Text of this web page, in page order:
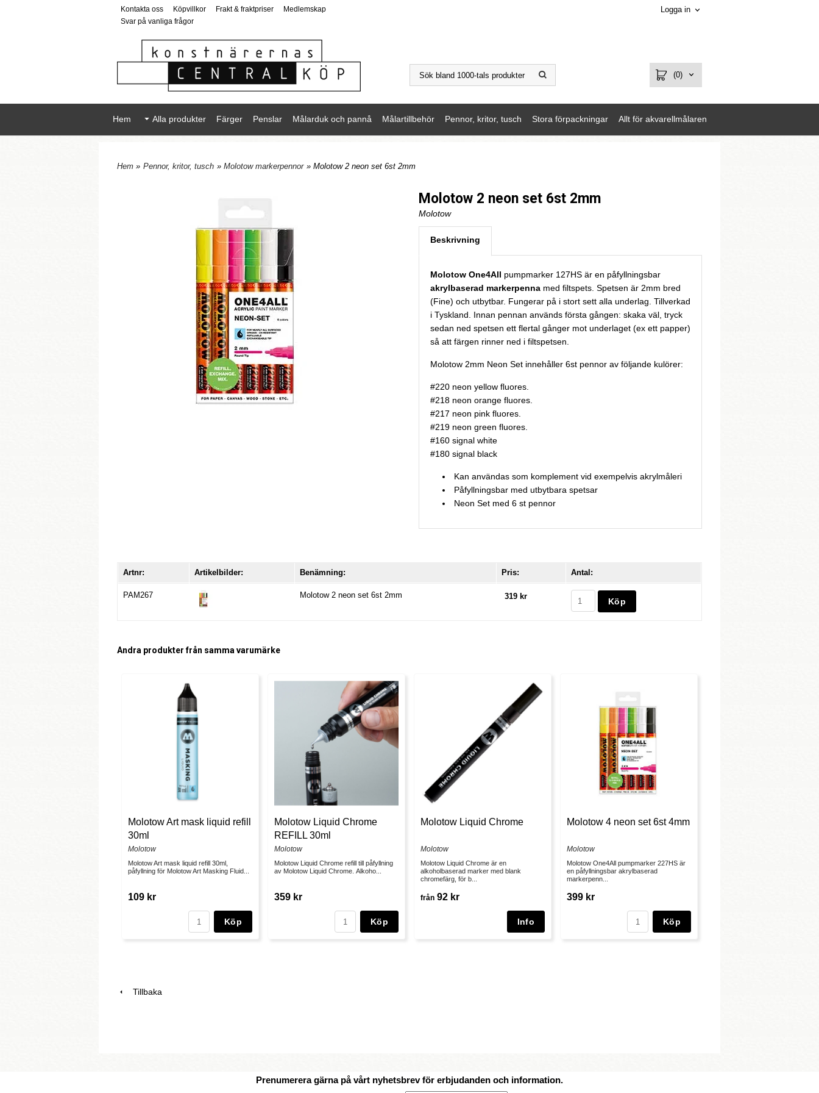
Kontakta oss Köpvillkor Frakt & fraktpriser
Medlemskap
Svar på vanliga frågor
Logga in
(0)
Hem Alla produkter Färger Penslar Målarduk och pannå Målartillbehör Pennor, kritor, tusch Stora förpackningar Allt för akvarellmålaren
Hem » Pennor, kritor, tusch » Molotow markerpennor » Molotow 2 neon set 6st 2mm
Molotow 2 neon set 6st 2mm
Molotow
Beskrivning
Molotow One4All pumpmarker 127HS är en påfyllningsbar
akrylbaserad markerpenna med filtspets. Spetsen är 2mm bred
(Fine) och utbytbar. Fungerar på i stort sett alla underlag. Tillverkad
i Tyskland. Innan pennan används första gången: skaka väl, tryck
sedan ned spetsen ett flertal gånger mot underlaget (ex ett papper)
så att färgen rinner ned i filtspetsen.
Molotow 2mm Neon Set innehåller 6st pennor av följande kulörer:
#220 neon yellow fluores.
#218 neon orange fluores.
#217 neon pink fluores.
#219 neon green fluores.
#160 signal white
#180 signal black
Kan användas som komplement vid exempelvis akrylmåleri
Påfyllningsbar med utbytbara spetsar
Neon Set med 6 st pennor
Artnr: Artikelbilder: Benämning: Pris: Antal:
PAM267 Molotow 2 neon set 6st 2mm 319 kr
Andra produkter från samma varumärke
Molotow Art mask liquid refill
30ml
Molotow
Molotow Art mask liquid refill 30ml,
påfyllning för Molotow Art Masking Fluid...
109 kr
Köp
Molotow Liquid Chrome
REFILL 30ml
Molotow
Molotow Liquid Chrome refill till påfyllning
av Molotow Liquid Chrome. Alkoho...
359 kr
Köp
Molotow Liquid Chrome
Molotow
Molotow Liquid Chrome är en
alkoholbaserad marker med blank
chromefärg, för b...
från 92 kr
Molotow 4 neon set 6st 4mm
Molotow
Molotow One4All pumpmarker 227HS är
en påfyllningsbar akrylbaserad
markerpenn...
399 kr
Köp
Tillbaka
Prenumerera gärna på vårt nyhetsbrev för erbjudanden och information.